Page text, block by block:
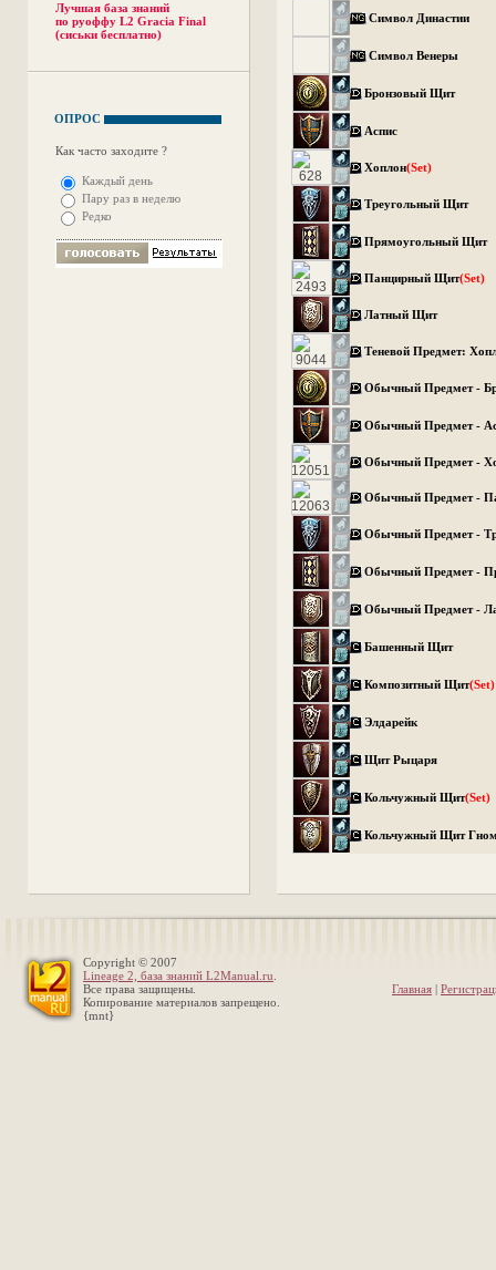
Лучшая база знаний
по руоффу L2 Gracia Final
(сиськи бесплатно)
ОПРОС
Как часто заходите ?
Каждый день
Пару раз в неделю
Редко
Символ Династии
Символ Венеры
Бронзовый Щит
Аспис
Хоплон(Set)
Треугольный Щит
Прямоугольный Щит
Панцирный Щит(Set)
Латный Щит
Теневой Предмет:
Обычный Предмет -
Обычный Предмет -
Обычный Предмет -
Обычный Предмет -
Обычный Предмет -
Обычный Предмет -
Обычный Предмет -
Башенный Щит
Композитный Щит(Set)
Элдарейк
Щит Рыцаря
Кольчужный Щит(Set)
Кольчужный Щит
Copyright © 2007
Lineage 2, база знаний L2Manual.ru
Все права защищены.
Копирование материалов запрещено.
{mnt}
Главная |